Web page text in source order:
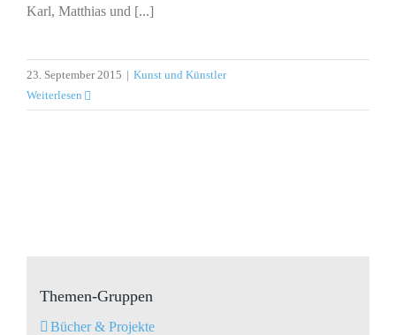
Karl, Matthias und [...]
23. September 2015 | Kunst und Künstler
Weiterlesen
Themen-Gruppen
Bücher & Projekte